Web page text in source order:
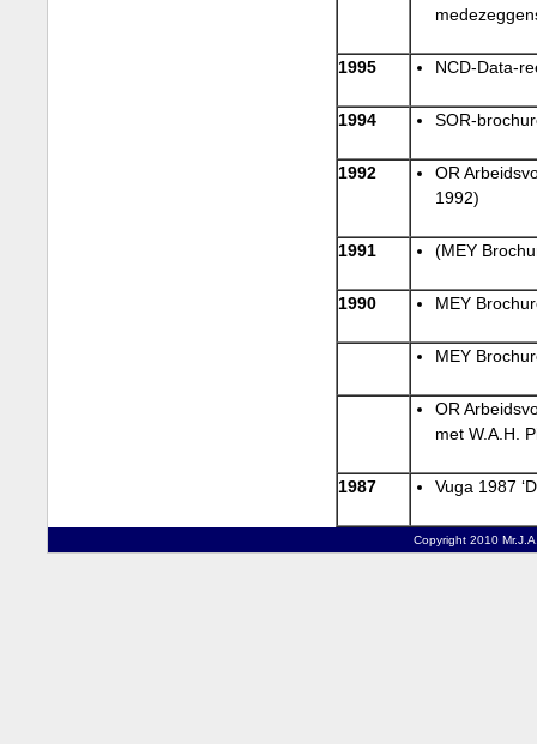
1995 NCD-Data-
1994 SOR-
1992
OR
1992)
1991 (MEY
1990 MEY
MEY
OR
met W.A.H.
1987 Vuga 1987
Copyright 2010